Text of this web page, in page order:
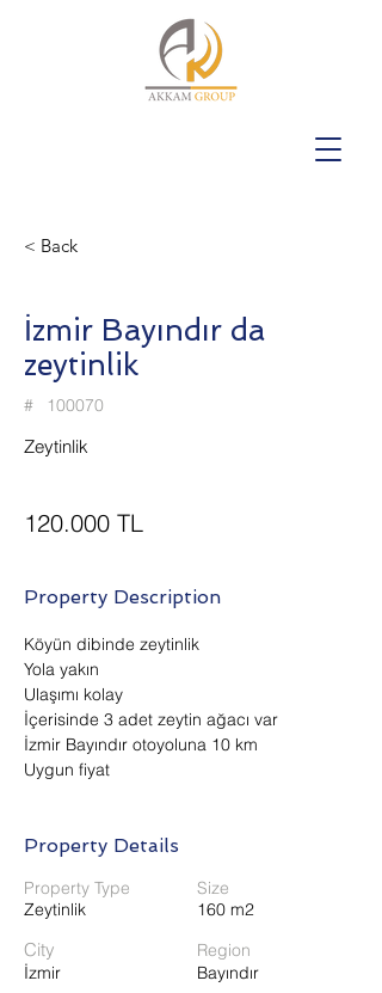
< Back
İzmir Bayındır da
zeytinlik
# 100070
Zeytinlik
120.000 TL
Property Description
Köyün dibinde zeytinlik
Yola yakın
Ulaşımı kolay
İçerisinde 3 adet zeytin ağacı var
İzmir Bayındır otoyoluna 10 km
Uygun fiyat
Property Details
Property Type
Zeytinlik
City
İzmir
Size
160 m2
Region
Bayındır